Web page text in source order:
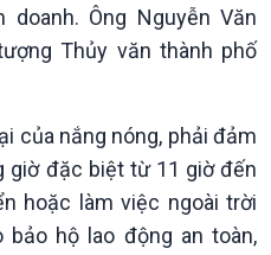
khí hậu Ông Nguyễn Văn
Thủy văn thành phố
của nắng nóng, phải đảm
giờ đặc biệt từ 11 giờ đến
hoặc làm việc ngoài trời
hộ lao động an toàn,